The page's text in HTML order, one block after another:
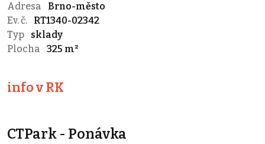
Adresa
Brno-město
Ev. č.
RT1340-02342
Typ
sklady
Plocha
325 m²
info v RK
CTPark - Ponávka